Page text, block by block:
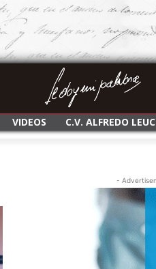
VIDEOS C.V. ALFREDO
-